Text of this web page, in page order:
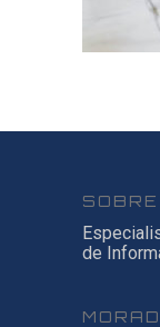
SOBRE
de